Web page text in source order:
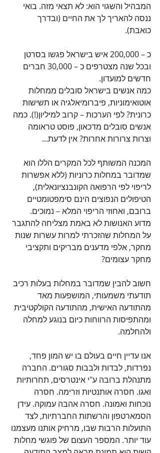
המבהיל והשגוי הוא: לא תצאי מזה. בואי
ננסה להאריך לך את החיים (ובדרך
כואבת).
כ – 200,000 איש בישראל פגשו בסרטן
ובכל שנה מצטרפים כ – 30,000 חברים
חדשים למועדון.
כמה אנשים בישראל סובלים ממחלות
אוטואימוניות, פיברומיאלגיה או תשישות
כרונית? לפי הערכות – קרוב למיליון(!). כמה
אנשים סובלים מדכאון, פוסט טראומה
וצרות צרורות אחרות? אין לדעת...
המכנה המשותף לכל המקרים הללו הוא
שמדובר במחלות כרוניות (ללא אפשרות
לריפוי לפי הרפואה הקונבנציונאלית),
הטיפולים הנפוצים הינם סימפטומטיים
ברובם, ואחוזי הריפוי המלא – נמוכים.
מדוע האנושות לא באמת מצליחה להתגבר
על המחלות שהזכרתי למרות עשרות שנות
מחקר, אלפי מדענים מבריקים ותקציבי
מחקר עצומים?
חשוב להבין שמדובר במחלות בעלות רכיב
תודעתי משמעותי, המושפעות מאד
מהתודעה האישית, מהתודעה הקולקטיבית
ומהתפיסות הרווחות כיום בנוגע למחלה
ולהחלמה.
אנו עדיין חיים בעולם בו יש המון פחד,
נפרדות, לבדות ולבבות סגורים. החברה
מתנהלת ברובה ע"י אינטרסים, תחרותיות
ואגו. חסרה אותנטיות וזרימה. חסרה
נוכחות ואמונה. חסרה אהבה עמוקה. עידן
הסמארטפון והרשתות החברתיות, לצד
התועלות הרבות שבו, מרחיק אותנו מעצמנו
עוד יותר. המספר העצום של פוגשי מחלות